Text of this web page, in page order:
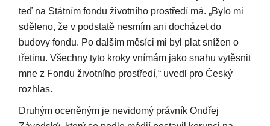
teď na Státním fondu životního prostředí má. „Bylo mi
sděleno, že v podstatě nesmím ani docházet do
budovy fondu. Po dalším měsíci mi byl plat snížen o
třetinu. Všechny tyto kroky vnímám jako snahu vytěsnit
mne z Fondu životního prostředí,“ uvedl pro Český
rozhlas.
Druhým oceněným je nevidomý právník Ondřej